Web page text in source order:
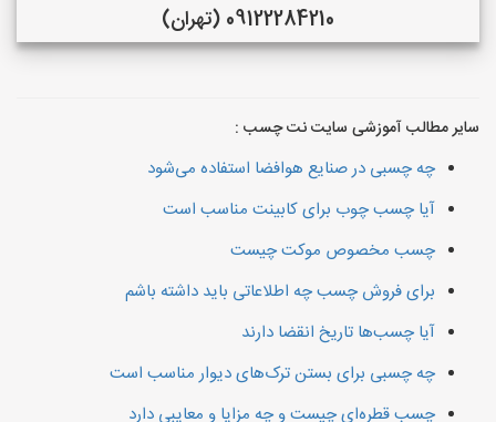
09122284210 (تهران)
سایر مطالب آموزشی سایت نت چسب :
چه چسبی در صنایع هوافضا استفاده می‌شود
آیا چسب چوب برای کابینت مناسب است
چسب مخصوص موکت چیست
برای فروش چسب چه اطلاعاتی باید داشته باشم
آیا چسب‌ها تاریخ انقضا دارند
چه چسبی برای بستن ترک‌های دیوار مناسب است
چسب قطره‌ای چیست و چه مزایا و معایبی دارد